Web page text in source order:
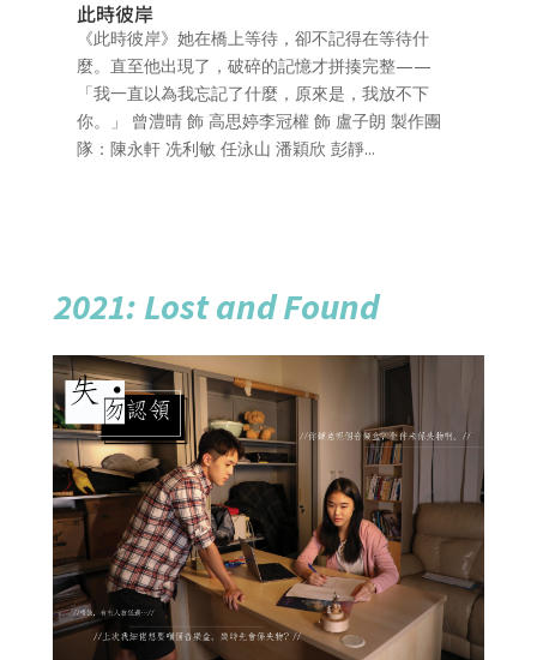
此時彼岸
《此時彼岸》她在橋上等待，卻不記得在等待什
麼。直至他出現了，破碎的記憶才拼揍完整——
「我一直以為我忘記了什麼，原來是，我放不下
你。」 曾澧晴 飾 高思婷李冠權 飾 盧子朗 製作團
隊：陳永軒 冼利敏 任泳山 潘穎欣 彭靜...
2021: Lost and Found